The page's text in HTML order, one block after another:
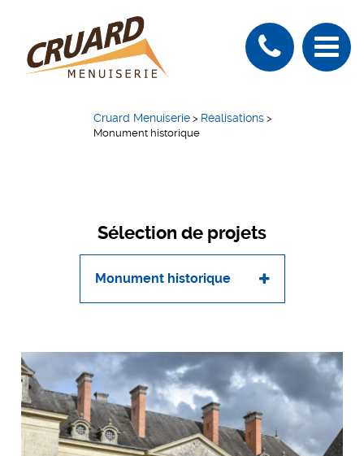
Cruard Menuiserie > Réalisations >
Monument historique
Sélection de projets
Monument historique